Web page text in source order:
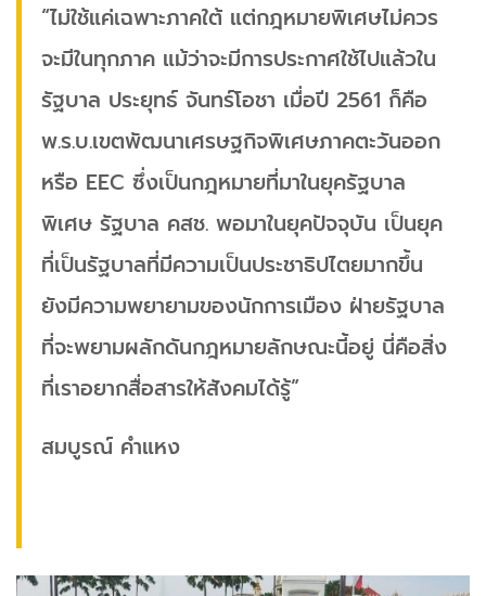
“ไม่ใช้แค่เฉพาะภาคใต้ แต่กฎหมายพิเศษไม่ควร
จะมีในทุกภาค แม้ว่าจะมีการประกาศใช้ไปแล้วใน
รัฐบาล ประยุทธ์ จันทร์โอชา เมื่อปี 2561 ก็คือ
พ.ร.บ.เขตพัฒนาเศรษฐกิจพิเศษภาคตะวันออก
หรือ EEC ซึ่งเป็นกฎหมายที่มาในยุครัฐบาล
พิเศษ รัฐบาล คสช. พอมาในยุคปัจจุบัน เป็นยุค
ที่เป็นรัฐบาลที่มีความเป็นประชาธิปไตยมากขึ้น
ยังมีความพยายามของนักการเมือง ฝ่ายรัฐบาล
ที่จะพยามผลักดันกฎหมายลักษณะนี้อยู่ นี่คือสิ่ง
ที่เราอยากสื่อสารให้สังคมได้รู้”
สมบูรณ์ คำแหง